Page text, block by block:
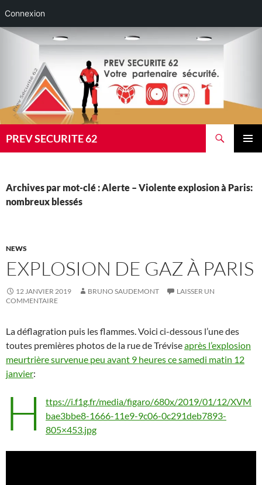
Connexion
Aller
PREV SECURITE 62
Archives par mot-clé : Alerte – Violente explosion à Paris:
nombreux blessés
NEWS
EXPLOSION DE GAZ À PARIS
12 JANVIER 2019 BRUNO SAUDEMONT
LAISSER UN
COMMENTAIRE
La déflagration puis les flammes. Voici ci-dessous l’une des
toutes premières photos de la rue de Tréviseaprès l’explosion
meurtrière survenue peu avant 9 heures ce samedi matin 12
janvier:
h
ttps://i.f1g.fr/media/figaro/680x/2019/01/12/XVM
bae3bbe8-1666-11e9-9c06-0c291deb7893-
805×453.jpg